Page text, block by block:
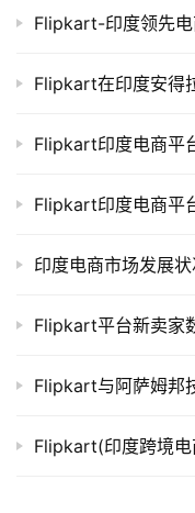
Flipkart-印度领先电
Flipkart在印度安得
Flipkart印度电商平
Flipkart印度电商平
印度电商市场发展
Flipkart平台新卖家
Flipkart与阿萨姆邦
Flipkart(印度跨境电